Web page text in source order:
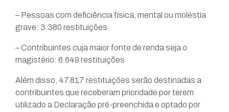
– Pessoas com deficiência física, mental ou moléstia
grave: 3.380 restituições
– Contribuintes cuja maior fonte de renda seja o
magistério: 6.649 restituições
Além disso, 47.817 restituições serão destinadas a
contribuintes que receberam prioridade por terem
utilizado a Declaração pré-preenchida e optado por